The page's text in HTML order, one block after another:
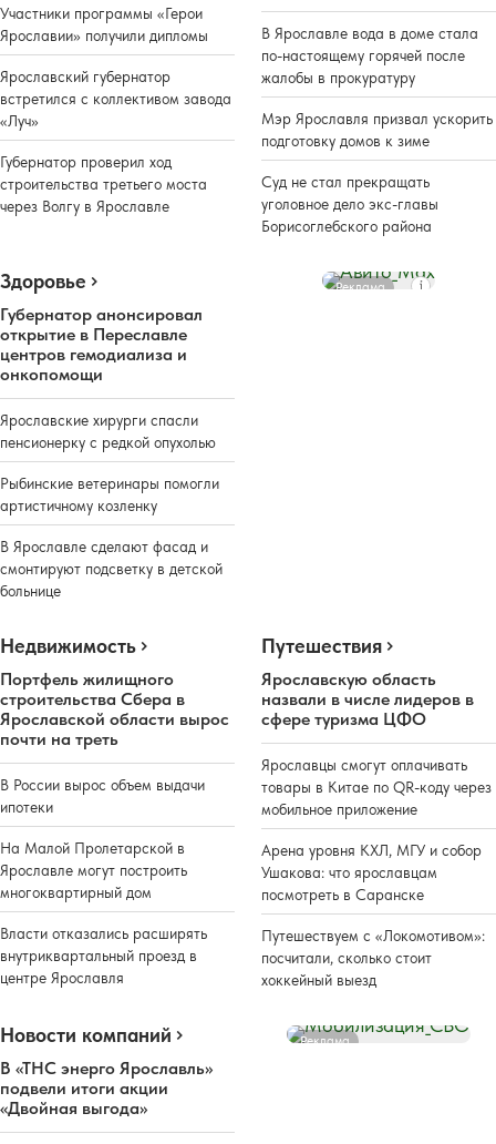
Участники программы «Герои
Ярославии» получили дипломы
Ярославский губернатор
встретился с коллективом завода
«Луч»
Губернатор проверил ход
строительства третьего моста
через Волгу в Ярославле
В Ярославле вода в доме стала
по-настоящему горячей после
жалобы в прокуратуру
Мэр Ярославля призвал ускорить
подготовку домов к зиме
Суд не стал прекращать
уголовное дело экс-главы
Борисоглебского района
Здоровье
Губернатор анонсировал
открытие в Переславле
центров гемодиализа и
онкопомощи
Ярославские хирурги спасли
пенсионерку с редкой опухолью
Рыбинские ветеринары помогли
артистичному козленку
В Ярославле сделают фасад и
смонтируют подсветку в детской
больнице
Реклама
Недвижимость
Портфель жилищного
строительства Сбера в
Ярославской области вырос
почти на треть
В России вырос объем выдачи
ипотеки
На Малой Пролетарской в
Ярославле могут построить
многоквартирный дом
Власти отказались расширять
внутриквартальный проезд в
центре Ярославля
Путешествия
Ярославскую область
назвали в числе лидеров в
сфере туризма ЦФО
Ярославцы смогут оплачивать
товары в Китае по QR-коду через
мобильное приложение
Арена уровня КХЛ, МГУ и собор
Ушакова: что ярославцам
посмотреть в Саранске
Путешествуем с «Локомотивом»:
посчитали, сколько стоит
хоккейный выезд
Новости компаний
В «ТНС энерго Ярославль»
подвели итоги акции
«Двойная выгода»
Реклама